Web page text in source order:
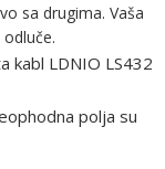
sa drugima. Vaša
kabl LDNIO LS432
polja su